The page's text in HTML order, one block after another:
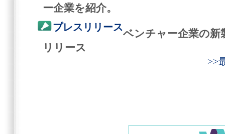
ー企業を紹介。
プレスリリース
ベンチャー企業の新
リリース
>>